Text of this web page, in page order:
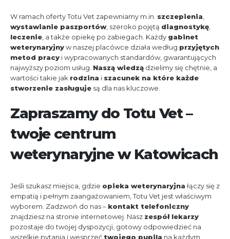
W ramach oferty Totu Vet zapewniamy m.in. szczepienia
wystawianie paszportów, szeroko pojętą diagnostykę
leczenie , a także opiekę po zabiegach. Każdy gabinet
weterynaryjnyw naszej placówce działa według przyjętych
metod pracy i wypracowanych standardów, gwarantujących
najwyższy poziom usług. Naszą wiedzą dzielimy się chętnie, a
wartości takie jak rodzina i szacunek na które każde
stworzenie zasługuje są dla nas kluczowe.
Zapraszamy do Totu Vet –
twoje centrum
weterynaryjne w Katowicach
Jeśli szukasz miejsca, gdzie opieka weterynaryjna łączy się z
empatią i pełnym zaangażowaniem, Totu Vet jest właściwym
wyborem. Zadzwoń do nas – kontakt telefoniczny
znajdziesz na stronie internetowej. Nasz zespół lekarzy
pozostaje do twojej dyspozycji, gotowy odpowiedzieć na
wszelkie pytania i wesprzeć twojego pupila na każdym